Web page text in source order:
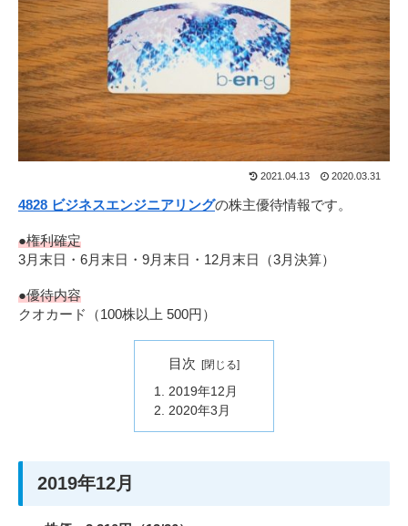
2021.04.13 2020.03.31
4828 ビジネスエンジニアリングの株主優待情報です。
●権利確定
3月末日・6月末日・9月末日・12月末日（3月決算）
●優待内容
クオカード（100株以上 500円）
目次
2019年12月
2020年3月
2019年12月